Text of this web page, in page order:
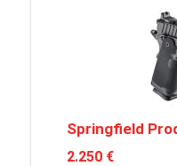
Springfield
2.250 €